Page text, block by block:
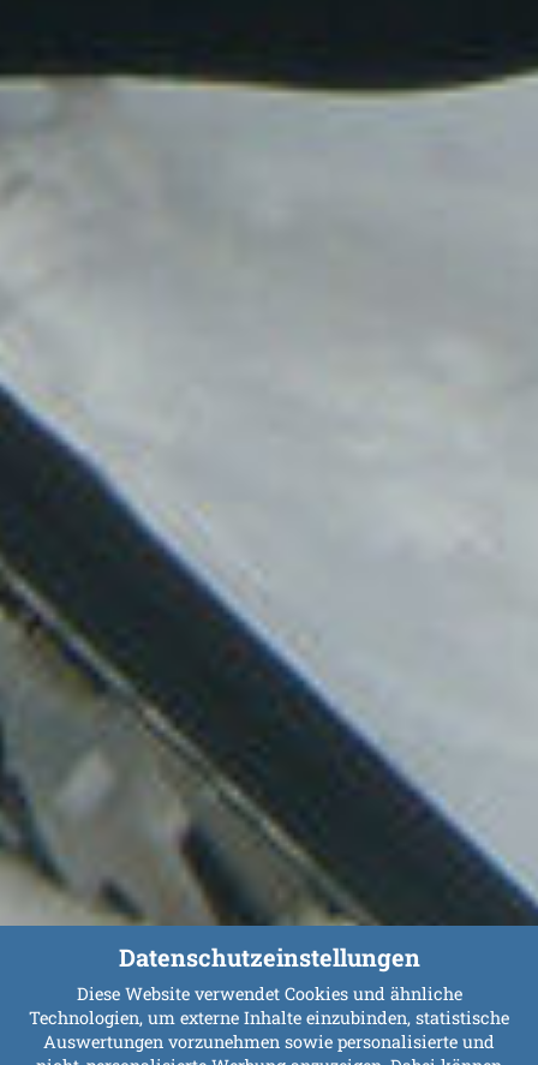
Datenschutzeinstellungen
Diese Website verwendet Cookies und ähnliche
Technologien, um externe Inhalte einzubinden, statistische
Auswertungen vorzunehmen sowie personalisierte und